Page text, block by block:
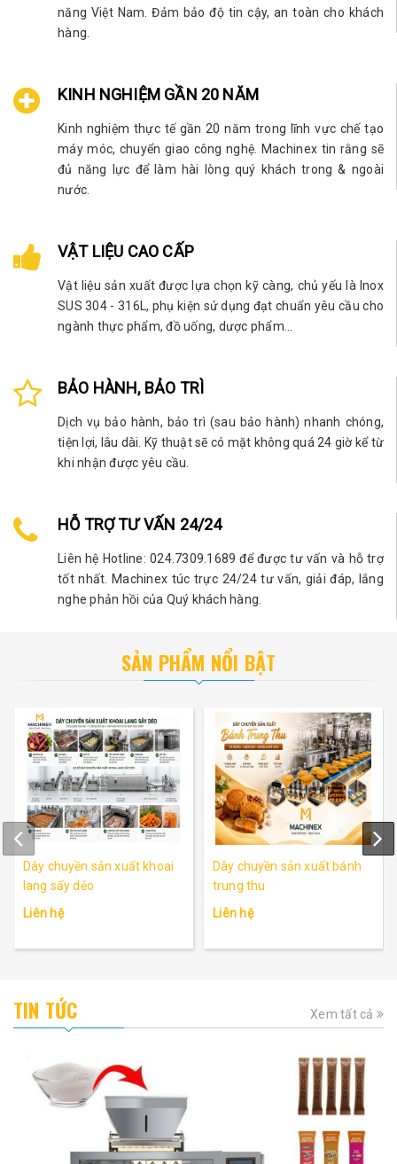
năng Việt Nam. Đảm bảo độ tin cậy, an toàn cho khách
hàng.
KINH NGHIỆM GẦN 20 NĂM
Kinh nghiệm thực tế gần 20 năm trong lĩnh vực chế tạo
máy móc, chuyển giao công nghệ. Machinex tin rằng sẽ
đủ năng lực để làm hài lòng quý khách trong & ngoài
nước.
VẬT LIỆU CAO CẤP
Vật liệu sản xuất được lựa chọn kỹ càng, chủ yếu là Inox
SUS 304 - 316L, phụ kiện sử dụng đạt chuẩn yêu cầu cho
ngành thực phẩm, đồ uống, dược phẩm...
BẢO HÀNH, BẢO TRÌ
Dịch vụ bảo hành, bảo trì (sau bảo hành) nhanh chóng,
tiện lợi, lâu dài. Kỹ thuật sẽ có mặt không quá 24 giờ kể từ
khi nhận được yêu cầu.
HỖ TRỢ TƯ VẤN 24/24
Liên hệ Hotline: 024.7309.1689 để được tư vấn và hỗ trợ
tốt nhất. Machinex túc trực 24/24 tư vấn, giải đáp, lắng
nghe phản hồi của Quý khách hàng.
SẢN PHẨM NỔI BẬT
Dây chuyền sản xuất khoai
lang sấy dẻo
Liên hệ
Dây chuyền sản xuất bánh
trung thu
Liên hệ
TIN TỨC Xem tất cả